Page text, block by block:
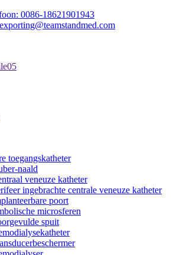
0086-18621901943
toegangskatheter
naald
veneuze katheter
ingebrachte centrale veneuze katheter
poort
microsferen
spuit